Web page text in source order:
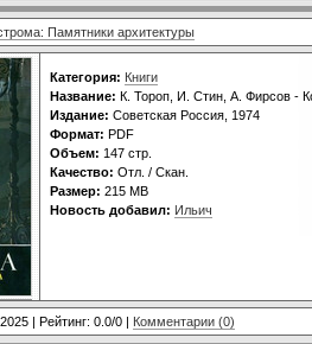
Памятники архитектуры
Категория: Книги
Название: К. Тороп, И. Стин, А. Фирсов -
Издание: Советская Россия, 1974
Формат: PDF
Объем: 147 стр.
Качество: Отл. / Скан.
Размер: 215 МВ
Новость добавил: Ильич
| Рейтинг: 0.0/0 | Комментарии (0)